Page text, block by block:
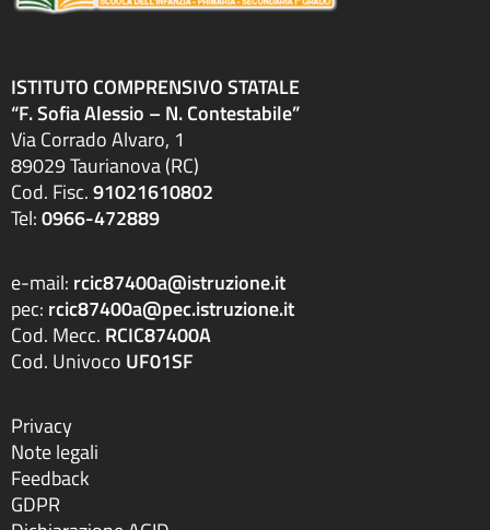
ISTITUTO COMPRENSIVO STATALE
“F. Sofia Alessio – N. Contestabile”
Via Corrado Alvaro, 1
89029 Taurianova (RC)
Cod. Fisc.91021610802
Tel:0966-472889
e-mail: rcic87400a@istruzione.it
pec: rcic87400a@pec.istruzione.it
Cod. Mecc. RCIC87400A
Cod. Univoco UF01SF
Privacy
Note legali
Feedback
GDPR